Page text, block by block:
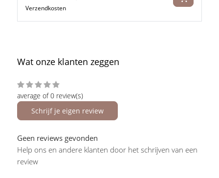
Verzendkosten
Wat onze klanten zeggen
average of 0 review(s)
Schrijf je eigen review
Geen reviews gevonden
Help ons en andere klanten door het schrijven van een
review